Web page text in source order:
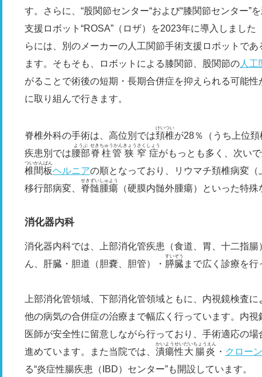
す。さらに、“股関節センター“および“膝関節センター”
支援ロボット“ROSA”（ロザ）を2023年に導入しまし
らには、別のメーカーの人工関節手術支援ロボットで
ます。そもそも、ロボットによる膝関節、股関節の人工
がることで術後の短期・長期合併症を抑えられる可能
に取り組んで行きます。
脊椎外科の手術は、高位別では頚椎
けいつい
が28％（うち上位
疾患別では腰部
ようぶ
脊柱管
せきちゅうかん
狭窄症
きょうさくしょう
がもっとも多く、次いで
椎間板
ついかんばん
ヘルニアの順となっており、リウマチ頚椎病変
移行部病変、 脊髄
せきずい
腫瘍
しゅよう
（硬膜内髄外腫瘍）といった特
消化器内科
消化器内科では、上部消化管疾患（食道、胃、十二指
ん、肝臓・胆道（胆嚢、胆管）・ 膵臓
すいぞう
まで広く診療を
上部消化管領域、下部消化管領域ともに、内視鏡検査
他の病気の合併症の治療まで幅広く行っています。内
医師が安全性に留意しながら行っており、手術適応の
進めています。また当院では、 潰瘍性
かいようせい
大腸炎
だいちょうえん
・ クロー
る“炎症性腸疾患（IBD）センター”も開設しています。